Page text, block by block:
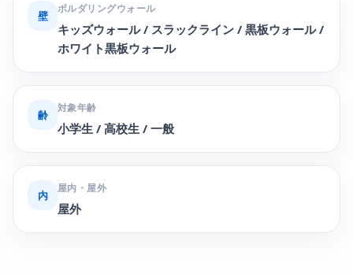
壁
ボルダリングウォール
キッズウォール / スラックライン / 黒板ウォール /
ホワイト黒板ウォール
齢
対象年齢
小学生 / 高校生 / 一般
内
屋内・屋外
屋外